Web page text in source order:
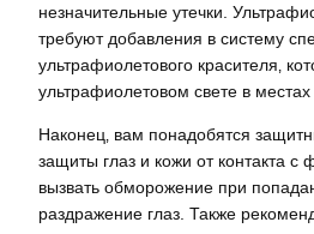
незначительные утечки.
требуют добавления в систему
ультрафиолетового красителя‚
ультрафиолетовом свете в местах
Наконец‚ вам понадобятся
защиты глаз и кожи от контакта
вызвать обморожение при
раздражение глаз. Также